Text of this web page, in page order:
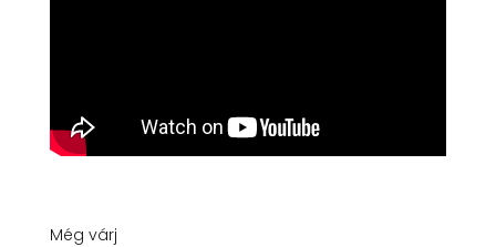
Még várj